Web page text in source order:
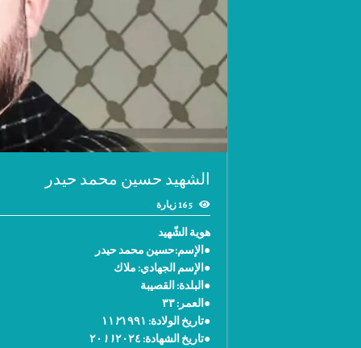
الشهيد حسين محمد حيدر
165 زيارة
هوية الشّهيد
●الإسم:حسين محمد حيدر
●الإسم الجهادي: ‫ملاك
●البلدة: ‫القصيبة
●العمر: ٣٣
●تاريخ الولادة: ١١
٢١٩٩١
●تاريخ الشهادة: ٢٠
١١٢٠٢٤